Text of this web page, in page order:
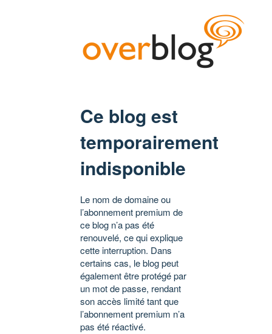
Ce blog est
temporairement
indisponible
Le nom de domaine ou
l’abonnement premium de
ce blog n’a pas été
renouvelé, ce qui explique
cette interruption. Dans
certains cas, le blog peut
également être protégé par
un mot de passe, rendant
son accès limité tant que
l’abonnement premium n’a
pas été réactivé.